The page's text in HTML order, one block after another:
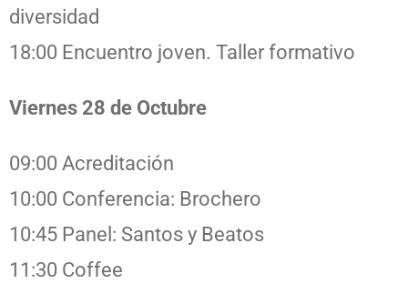
diversidad
18:00 Encuentro joven. Taller formativo
Viernes 28 de Octubre
09:00 Acreditación
10:00 Conferencia: Brochero
10:45 Panel: Santos y Beatos
11:30 Coffee